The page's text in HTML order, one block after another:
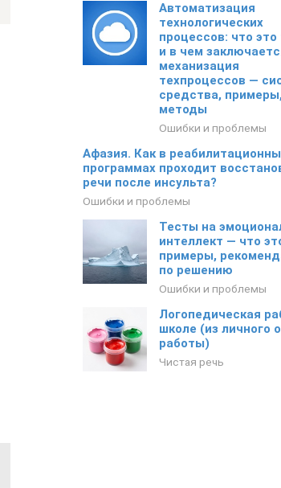
Автоматизация
технологических
процессов: что это
и в чем
механизация
техпроцессов —
средства, примеры,
методы
Ошибки и проблемы
Афазия. Как в
программах проходит
речи после инсульта?
Ошибки и проблемы
Тесты на
интеллект — что
примеры,
по решению
Ошибки и проблемы
Логопедическая
школе (из личного
работы)
Чистая речь